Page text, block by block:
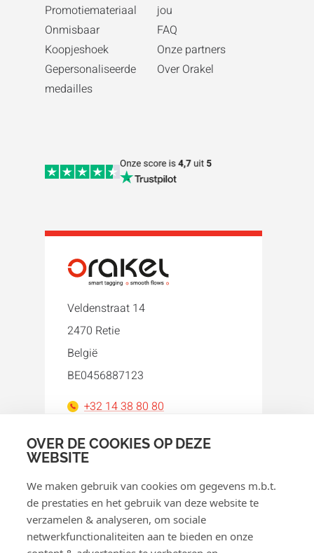
OVER DE COOKIES OP DEZE
WEBSITE
We maken gebruik van cookies om gegevens m.b.t.
de prestaties en het gebruik van deze website te
verzamelen & analyseren, om sociale
netwerkfunctionaliteiten aan te bieden en onze
Promotiemateriaal
Onmisbaar
Koopjeshoek
Gepersonaliseerde
medailles
jou
FAQ
Onze partners
Over Orakel
Veldenstraat 14
2470 Retie
België
BE0456887123
+32 14 38 80 80
Facebook